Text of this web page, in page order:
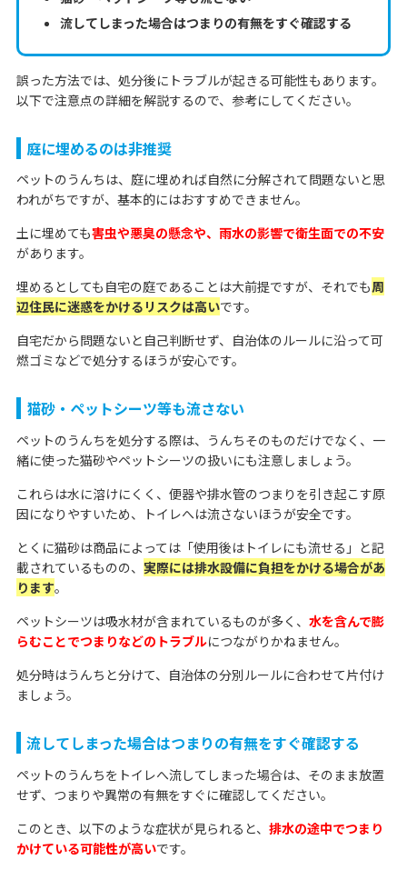
流してしまった場合はつまりの有無をすぐ確認する
誤った方法では、処分後にトラブルが起きる可能性もあります。
以下で注意点の詳細を解説するので、参考にしてください。
庭に埋めるのは非推奨
ペットのうんちは、庭に埋めれば自然に分解されて問題ないと思
われがちですが、基本的にはおすすめできません。
土に埋めても害虫や悪臭の懸念や、雨水の影響で衛生面での不安
があります。
埋めるとしても自宅の庭であることは大前提ですが、それでも周
辺住民に迷惑をかけるリスクは高いです。
自宅だから問題ないと自己判断せず、自治体のルールに沿って可
燃ゴミなどで処分するほうが安心です。
猫砂・ペットシーツ等も流さない
ペットのうんちを処分する際は、うんちそのものだけでなく、一
緒に使った猫砂やペットシーツの扱いにも注意しましょう。
これらは水に溶けにくく、便器や排水管のつまりを引き起こす原
因になりやすいため、トイレへは流さないほうが安全です。
とくに猫砂は商品によっては「使用後はトイレにも流せる」と記
載されているものの、 実際には排水設備に負担をかける場合があ
ります。
ペットシーツは吸水材が含まれているものが多く、 水を含んで膨
らむことでつまりなどのトラブルにつながりかねません。
処分時はうんちと分けて、自治体の分別ルールに合わせて片付け
ましょう。
流してしまった場合はつまりの有無をすぐ確認する
ペットのうんちをトイレへ流してしまった場合は、そのまま放置
せず、つまりや異常の有無をすぐに確認してください。
このとき、以下のような症状が見られると、 排水の途中でつまり
かけている可能性が高いです。